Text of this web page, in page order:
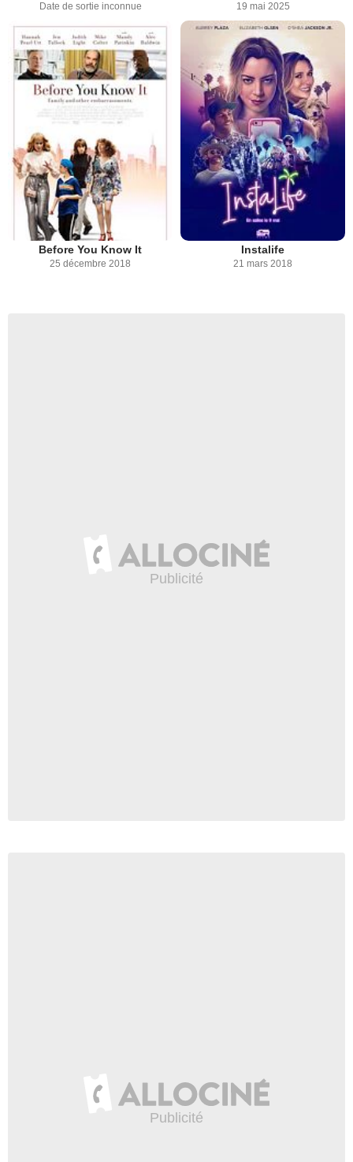
Date de sortie inconnue 19 mai 2025
Before You Know It
25 décembre 2018
Instalife
21 mars 2018